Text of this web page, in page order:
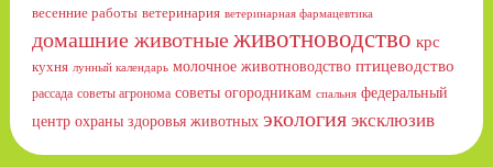
весенние работы ветеринария ветеринарная фармацевтика
домашние животныеживотноводство крс
кухня лунный календарь молочное животноводство птицеводство
рассада советы агронома советы огородникам спальня федеральный
центр охраны здоровья животных экология эксклюзив